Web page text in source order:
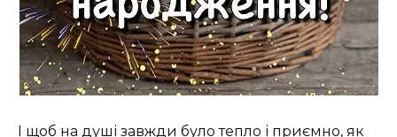
І щоб на душі завжди було тепло і приємно, як